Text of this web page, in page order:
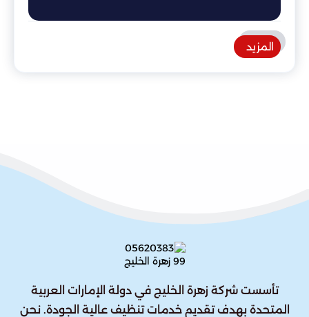
المزيد
تأسست شركة زهرة الخليج في دولة الإمارات العربية
المتحدة بهدف تقديم خدمات تنظيف عالية الجودة. نحن